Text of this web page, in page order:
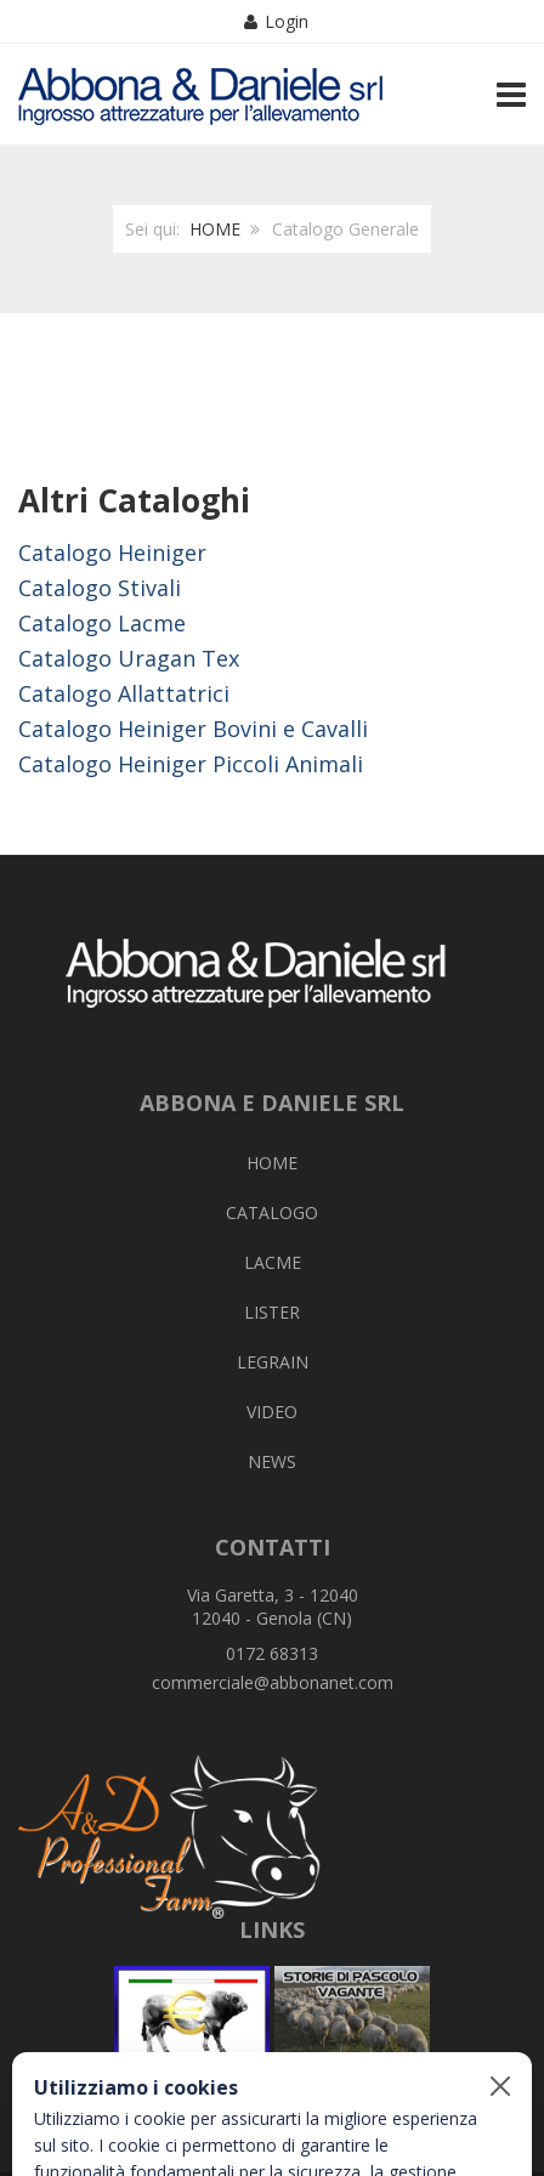
Login
Sei qui: HOME Catalogo Generale
Altri Cataloghi
Catalogo Heiniger
Catalogo Stivali
Catalogo Lacme
Catalogo Uragan Tex
Catalogo Allattatrici
Catalogo Heiniger Bovini e Cavalli
Catalogo Heiniger Piccoli Animali
ABBONA E DANIELE SRL
HOME
CATALOGO
LACME
LISTER
LEGRAIN
VIDEO
NEWS
CONTATTI
Via Garetta, 3 - 12040
12040 - Genola (CN)
0172 68313
commerciale@abbonanet.com
LINKS
Utilizziamo i cookies
Utilizziamo i cookie per assicurarti la migliore esperienza
sul sito. I cookie ci permettono di garantire le